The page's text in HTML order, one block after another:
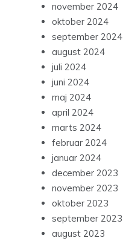
november 2024
oktober 2024
september 2024
august 2024
juli 2024
juni 2024
maj 2024
april 2024
marts 2024
februar 2024
januar 2024
december 2023
november 2023
oktober 2023
september 2023
august 2023